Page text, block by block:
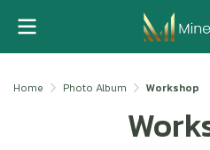
Home Photo Album Workshop